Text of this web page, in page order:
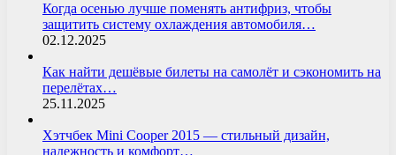
Когда осенью лучше поменять антифриз, чтобы
защитить систему охлаждения автомобиля…
02.12.2025
Как найти дешёвые билеты на самолёт и сэкономить на
перелётах…
25.11.2025
Хэтчбек Mini Cooper 2015 — стильный дизайн,
надежность и комфорт…